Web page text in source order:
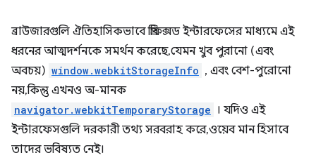
ব্রাউজারগুলি ঐতিহাসিকভাবে প্রিফিক্সড ইন্টারফেসের মাধ্যমে এই
ধরনের আত্মদর্শনকে সমর্থন করেছে, যেমন খুব পুরানো (এবং
অবচয়) window.webkitStorageInfo , এবং বেশ-পুরোনো
নয়, কিন্তু এখনও অ-মানক
navigator.webkitTemporaryStorage । যদিও এই
ইন্টারফেসগুলি দরকারী তথ্য সরবরাহ করে, ওয়েব মান হিসাবে
তাদের ভবিষ্যত নেই।